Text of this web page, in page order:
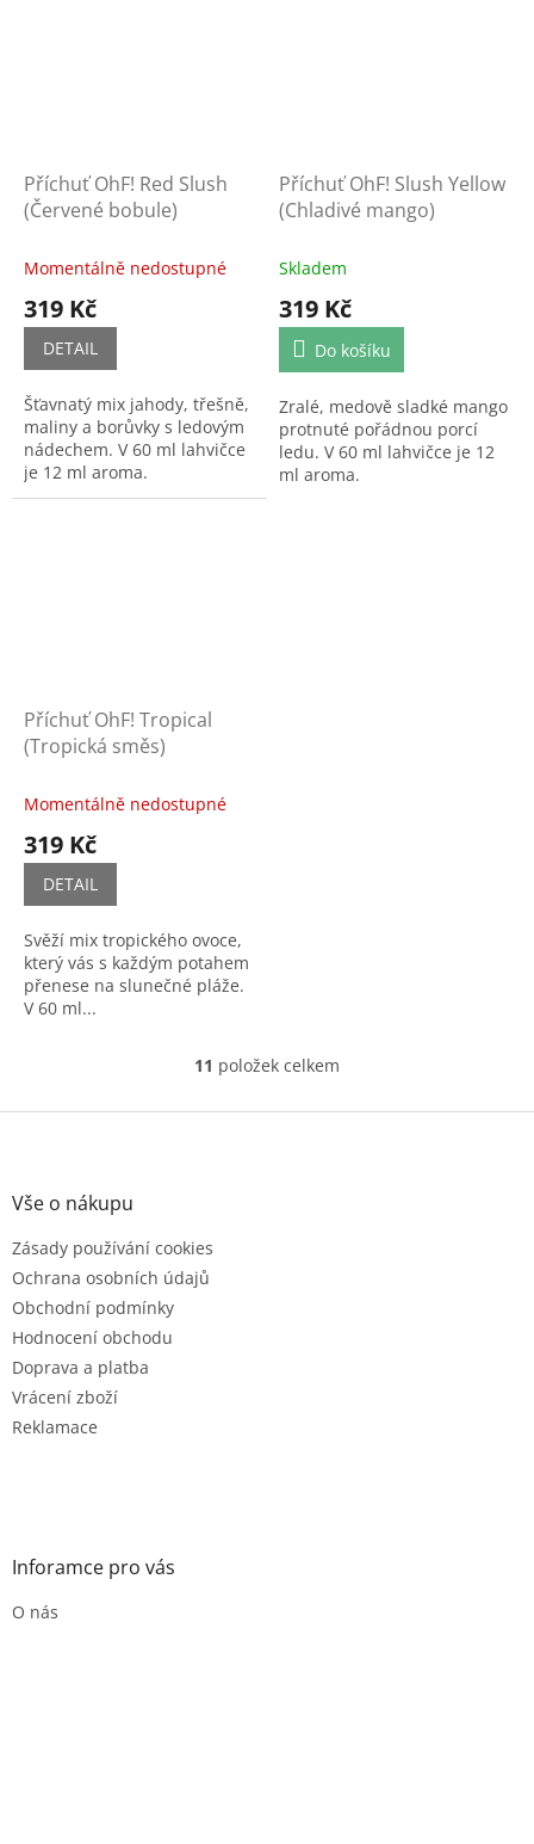
Příchuť OhF! Red Slush
(Červené bobule)
Momentálně nedostupné
319 Kč
DETAIL
Šťavnatý mix jahody, třešně,
maliny a borůvky s ledovým
nádechem. V 60 ml lahvičce
je 12 ml aroma.
Příchuť OhF! Slush Yellow
(Chladivé mango)
Skladem
319 Kč
Do košíku
Zralé, medově sladké mango
protnuté pořádnou porcí
ledu. V 60 ml lahvičce je 12
ml aroma.
Příchuť OhF! Tropical
(Tropická směs)
Momentálně nedostupné
319 Kč
DETAIL
Svěží mix tropického ovoce,
který vás s každým potahem
přenese na slunečné pláže.
V 60 ml...
O
l
11 položek celkem
Z
Vše o nákupu
Zásady používání cookies
Ochrana osobních údajů
Obchodní podmínky
Hodnocení obchodu
Doprava a platba
Vrácení zboží
Reklamace
Inforamce pro vás
O nás